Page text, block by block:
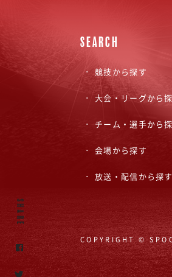
SEARCH
競技から探す
大会・リーグから
チーム・選手から
会場から探す
放送・配信から探す
COPYRIGHT ©
SHARE